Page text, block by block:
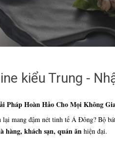
kiểu Trung -
Pháp Hoàn Hảo Cho Mọi Không
mang đậm nét tinh tế Á Đông? Bộ
hàng, khách sạn, quán ănhiện đại.